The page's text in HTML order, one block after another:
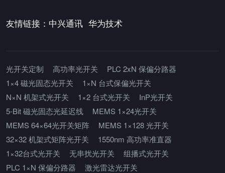
友情链接： 中兴通讯 华为技术
光开关定制 高功率光开关
PLC 2xN 保偏分路器
1×4 磁光固态光开关
1×N 台式保偏光开关
N×N 机架式光开关
1×2 台式光开关
InP光开关
5-Bit 磁光固态光延迟线
MEMS 1×24光开关
MEMS 64×64光开关矩阵
MEMS 1×128 光开关
32×32 机架式矩阵光开关
1550nm 高功率准直器
1×32台式光开关
无串扰光开关
组播式光开关
PLC 1×N 保偏分路器
激光雷达光开关